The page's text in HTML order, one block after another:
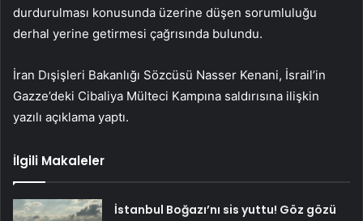
durdurulması konusunda üzerine düşen sorumluluğu
derhal yerine getirmesi çağrısında bulundu.
İran Dışişleri Bakanlığı Sözcüsü Nasser Kenani, İsrail’in
Gazze’deki Cibaliya Mülteci Kampına saldırısına ilişkin
yazılı açıklama yaptı.
İlgili Makaleler
İstanbul Boğazı’nı sis yuttu! Göz gözü